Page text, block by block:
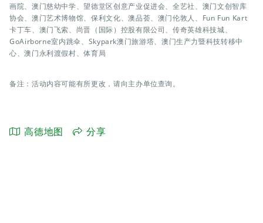
画院、澳门慈幼中学、望德堂区创意产业促进会、全艺社、澳门文创智库
协会、澳门艺术博物馆、保利文化、澳品荟、澳门伦敦人、Fun Fun Kart
卡丁车、澳门飞索、尚晋（国际）控股有限公司、传奇英雄科技城、
GoAirborne室内跳伞、Skypark澳门旅游塔、澳门生产力暨科技转移中
心、澳门永利渡假村、体育局
备注：活动内容可能有所更改，请向主办单位查询。
高德地图 分享